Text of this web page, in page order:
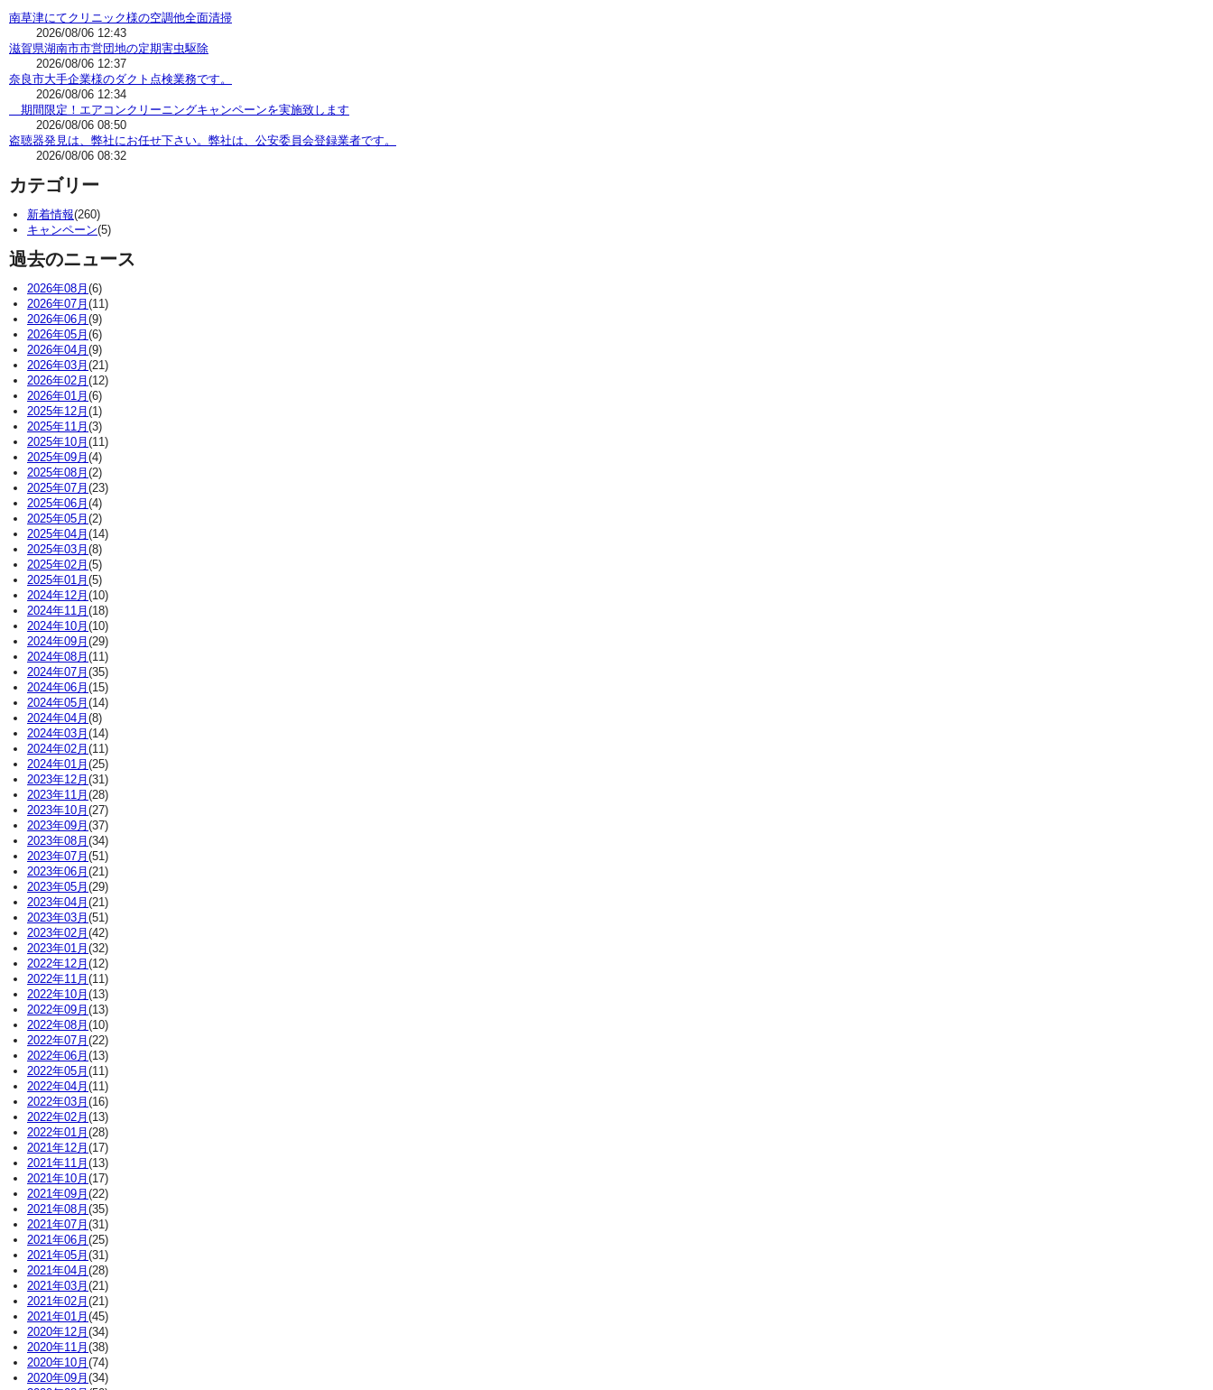
南草津にてクリニック様の空調他全面清掃
2026/08/06 12:43
滋賀県湖南市市営団地の定期害虫駆除
2026/08/06 12:37
奈良市大手企業様のダクト点検業務です。
2026/08/06 12:34
期間限定！エアコンクリーニングキャンペーンを実施致します
2026/08/06 08:50
盗聴器発見は、弊社にお任せ下さい。弊社は、公安委員会登録業者です。
2026/08/06 08:32
カテゴリー
新着情報(260)
キャンペーン(5)
過去のニュース
2026年08月 (6)
2026年07月 (11)
2026年06月 (9)
2026年05月 (6)
2026年04月 (9)
2026年03月 (21)
2026年02月 (12)
2026年01月 (6)
2025年12月 (1)
2025年11月 (3)
2025年10月 (11)
2025年09月 (4)
2025年08月 (2)
2025年07月 (23)
2025年06月 (4)
2025年05月 (2)
2025年04月 (14)
2025年03月 (8)
2025年02月 (5)
2025年01月 (5)
2024年12月 (10)
2024年11月 (18)
2024年10月 (10)
2024年09月 (29)
2024年08月 (11)
2024年07月 (35)
2024年06月 (15)
2024年05月 (14)
2024年04月 (8)
2024年03月 (14)
2024年02月 (11)
2024年01月 (25)
2023年12月 (31)
2023年11月 (28)
2023年10月 (27)
2023年09月 (37)
2023年08月 (34)
2023年07月 (51)
2023年06月 (21)
2023年05月 (29)
2023年04月 (21)
2023年03月 (51)
2023年02月 (42)
2023年01月 (32)
2022年12月 (12)
2022年11月 (11)
2022年10月 (13)
2022年09月 (13)
2022年08月 (10)
2022年07月 (22)
2022年06月 (13)
2022年05月 (11)
2022年04月 (11)
2022年03月 (16)
2022年02月 (13)
2022年01月 (28)
2021年12月 (17)
2021年11月 (13)
2021年10月 (17)
2021年09月 (22)
2021年08月 (35)
2021年07月 (31)
2021年06月 (25)
2021年05月 (31)
2021年04月 (28)
2021年03月 (21)
2021年02月 (21)
2021年01月 (45)
2020年12月 (34)
2020年11月 (38)
2020年10月 (74)
2020年09月 (34)